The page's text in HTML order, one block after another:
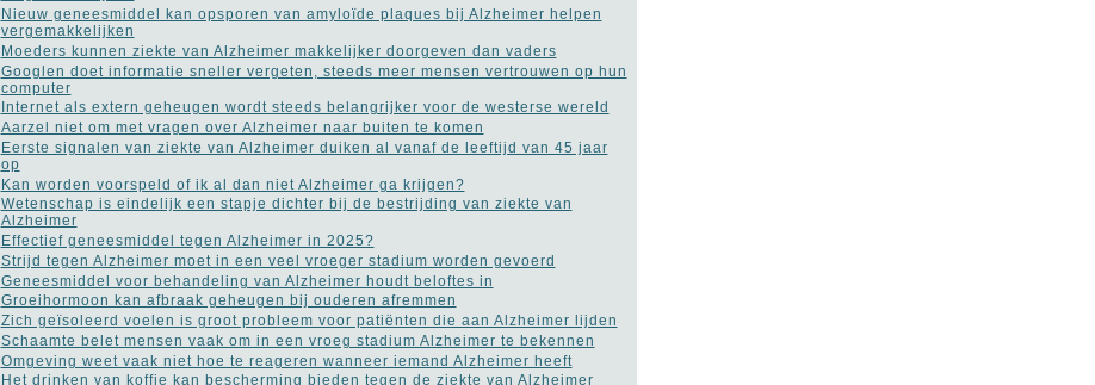
Nieuw geneesmiddel kan opsporen van amyloïde plaques bij Alzheimer helpen
vergemakkelijken
Moeders kunnen ziekte van Alzheimer makkelijker doorgeven dan vaders
Googlen doet informatie sneller vergeten, steeds meer mensen vertrouwen op hun
computer
Internet als extern geheugen wordt steeds belangrijker voor de westerse wereld
Aarzel niet om met vragen over Alzheimer naar buiten te komen
Eerste signalen van ziekte van Alzheimer duiken al vanaf de leeftijd van 45 jaar
op
Kan worden voorspeld of ik al dan niet Alzheimer ga krijgen?
Wetenschap is eindelijk een stapje dichter bij de bestrijding van ziekte van
Alzheimer
Effectief geneesmiddel tegen Alzheimer in 2025?
Strijd tegen Alzheimer moet in een veel vroeger stadium worden gevoerd
Geneesmiddel voor behandeling van Alzheimer houdt beloftes in
Groeihormoon kan afbraak geheugen bij ouderen afremmen
Zich geïsoleerd voelen is groot probleem voor patiënten die aan Alzheimer lijden
Schaamte belet mensen vaak om in een vroeg stadium Alzheimer te bekennen
Omgeving weet vaak niet hoe te reageren wanneer iemand Alzheimer heeft
Het drinken van koffie kan bescherming bieden tegen de ziekte van Alzheimer